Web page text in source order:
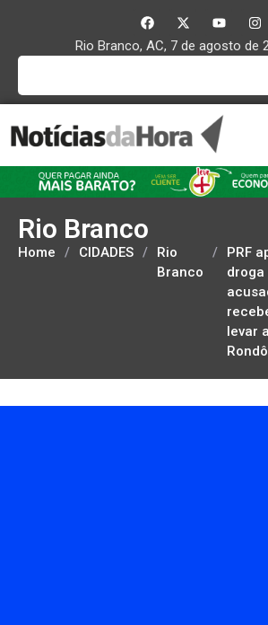
Rio Branco, AC, 7 de agosto de
Rio Branco
Home / CIDADES /
Rio
Branco
/
PRF
droga
levar